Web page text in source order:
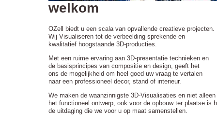
welkom
OZell biedt u een scala van opvallende creatieve projecten.
Wij Visualiseren tot de verbeelding sprekende en
kwalitatief hoogstaande 3D-producties.
Met een ruime ervaring aan 3D-presentatie technieken en
de basisprincipes van compositie en design, geeft het
ons de mogelijkheid om heel goed uw vraag te vertalen
naar een professioneel decor, stand of interieur.
We maken de waanzinnigste 3D-Visualisaties en niet alleen
het functioneel ontwerp, ook voor de opbouw ter plaatse is
de uitdaging die we voor u op maat samenstellen.